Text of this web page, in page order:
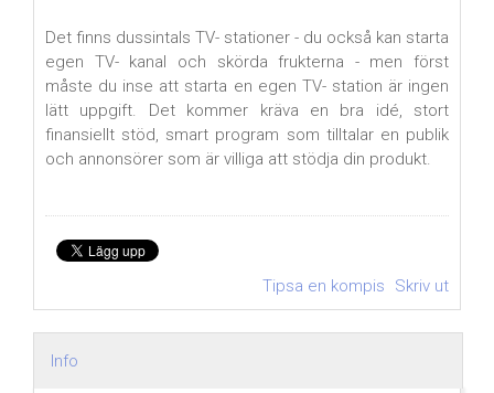
Det finns dussintals TV- stationer - du också kan starta
egen TV- kanal och skörda frukterna - men först
måste du inse att starta en egen TV- station är ingen
lätt uppgift. Det kommer kräva en bra idé, stort
finansiellt stöd, smart program som tilltalar en publik
och annonsörer som är villiga att stödja din produkt.
Tipsa en kompis Skriv ut
Info